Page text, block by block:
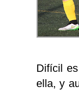
Difícil
ella, y